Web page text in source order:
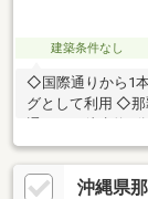
建築条件なし
◇国際通りから1
グとして利用 ◇那
約3分◇ファミリ
キホーテ国際通
約9分◇マックス
沖縄県